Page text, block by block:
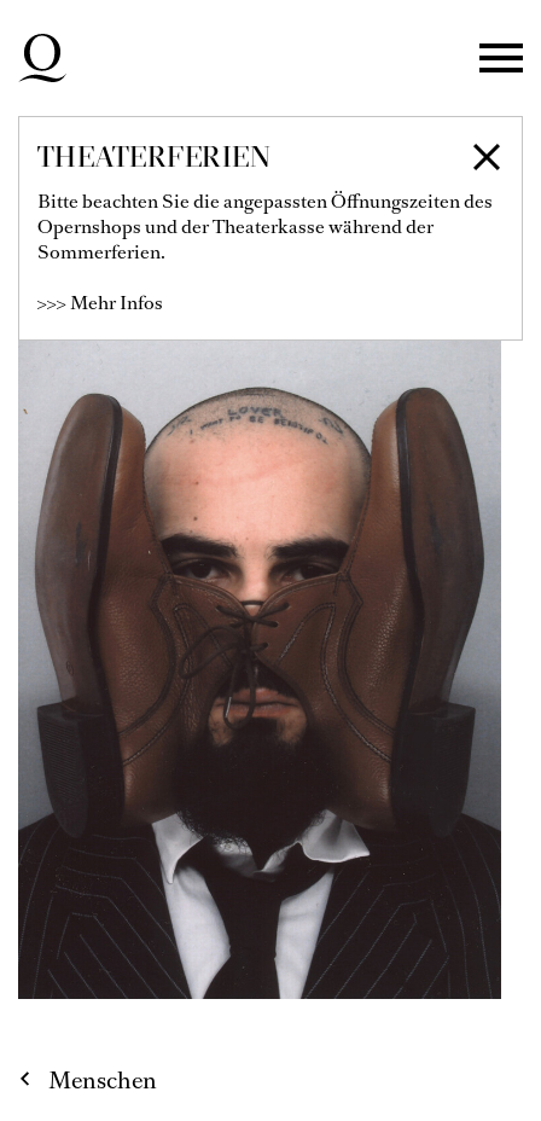
Zur Hauptnavigation springen
Zum Hauptinhalt springen
Zum Footer springen
THEATERFERIEN
Bitte beachten Sie die angepassten Öffnungszeiten des
Opernshops und der Theaterkasse während der
Sommerferien.
>>> Mehr Infos
SHALVA NIKVASHVILI
Menschen